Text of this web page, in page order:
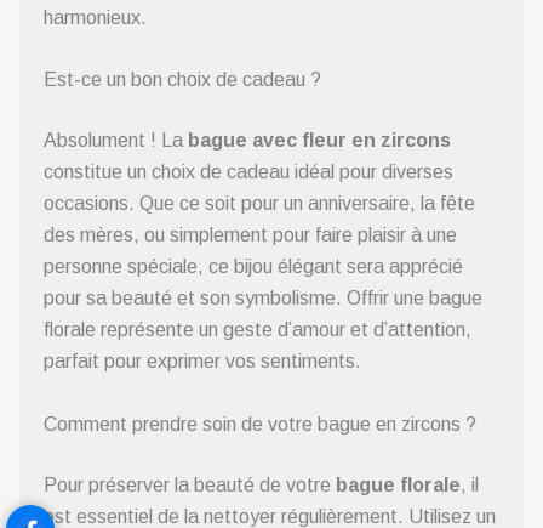
harmonieux.
Est-ce un bon choix de cadeau ?
Absolument ! La bague avec fleur en zircons
constitue un choix de cadeau idéal pour diverses
occasions. Que ce soit pour un anniversaire, la fête
des mères, ou simplement pour faire plaisir à une
personne spéciale, ce bijou élégant sera apprécié
pour sa beauté et son symbolisme. Offrir une bague
florale représente un geste d’amour et d’attention,
parfait pour exprimer vos sentiments.
Comment prendre soin de votre bague en zircons ?
Pour préserver la beauté de votre bague florale, il
est essentiel de la nettoyer régulièrement. Utilisez un